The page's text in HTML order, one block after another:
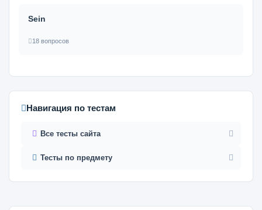
Sein
18 вопросов
Навигация по тестам
Все тесты сайта
Тесты по предмету